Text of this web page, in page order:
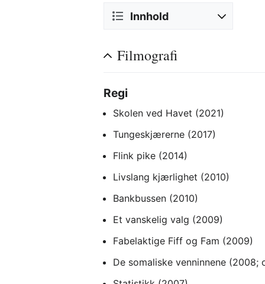
Innhold
Filmografi
Regi
Skolen ved Havet (2021)
Tungeskjærerne (2017)
Flink pike (2014)
Livslang kjærlighet (2010)
Bankbussen (2010)
Et vanskelig valg (2009)
Fabelaktige Fiff og Fam (2009)
De somaliske venninnene (2008;